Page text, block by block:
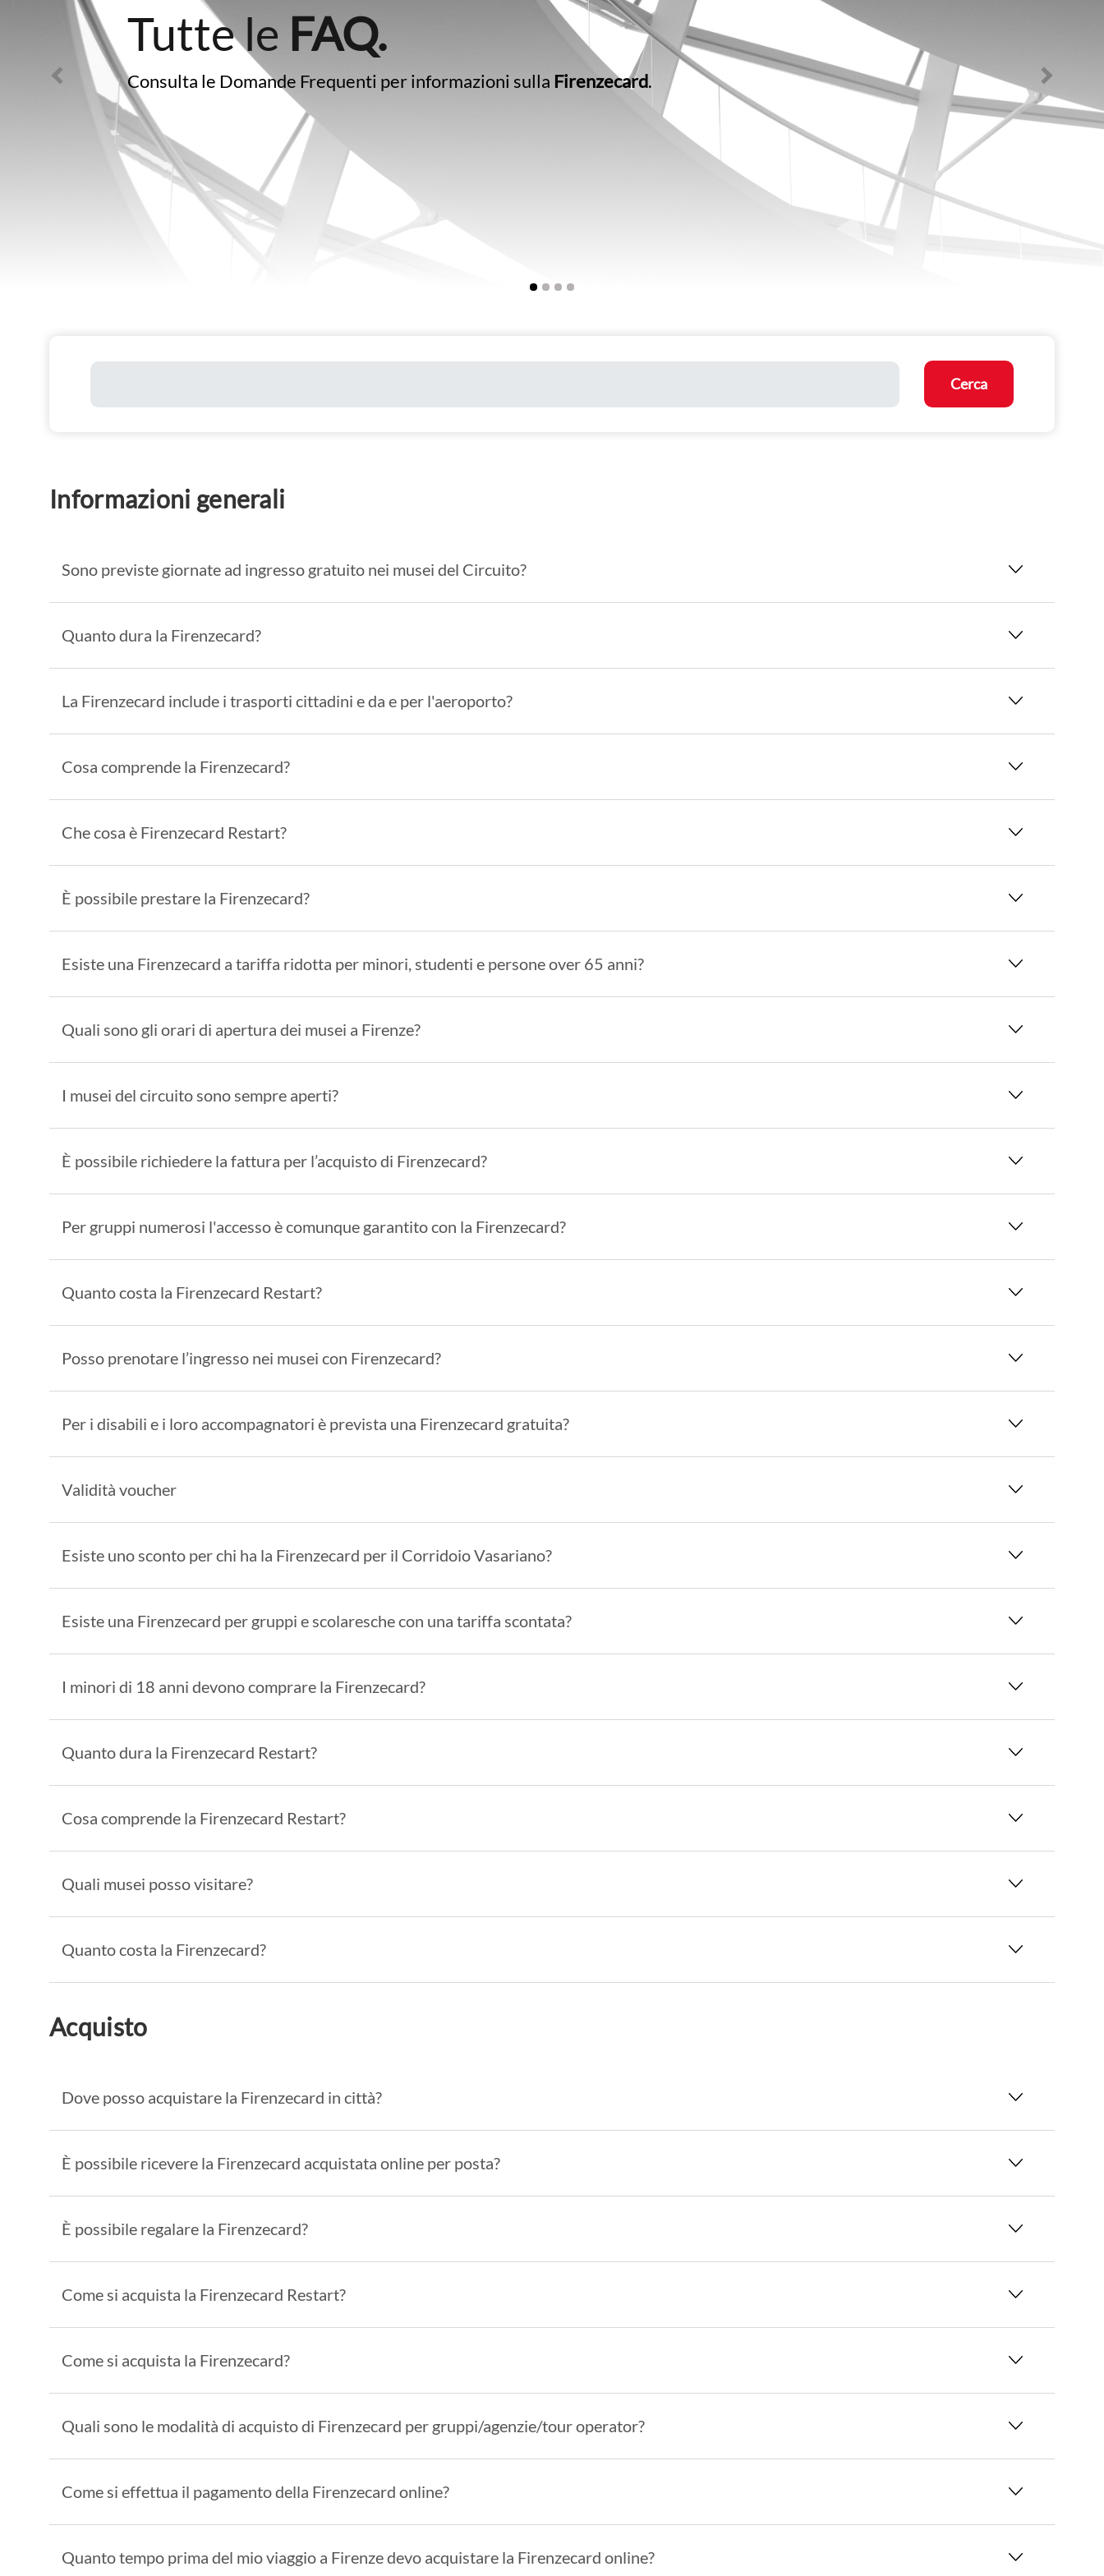
Tutte le FAQ.
Consulta le Domande Frequenti per informazioni sulla Firenzecard.
Cerca
Informazioni generali
Sono previste giornate ad ingresso gratuito nei musei del Circuito?
Quanto dura la Firenzecard?
La Firenzecard include i trasporti cittadini e da e per l'aeroporto?
Cosa comprende la Firenzecard?
Che cosa è Firenzecard Restart?
È possibile prestare la Firenzecard?
Esiste una Firenzecard a tariffa ridotta per minori, studenti e persone over 65 anni?
Quali sono gli orari di apertura dei musei a Firenze?
I musei del circuito sono sempre aperti?
È possibile richiedere la fattura per l’acquisto di Firenzecard?
Per gruppi numerosi l'accesso è comunque garantito con la Firenzecard?
Quanto costa la Firenzecard Restart?
Posso prenotare l’ingresso nei musei con Firenzecard?
Per i disabili e i loro accompagnatori è prevista una Firenzecard gratuita?
Validità voucher
Esiste uno sconto per chi ha la Firenzecard per il Corridoio Vasariano?
Esiste una Firenzecard per gruppi e scolaresche con una tariffa scontata?
I minori di 18 anni devono comprare la Firenzecard?
Quanto dura la Firenzecard Restart?
Cosa comprende la Firenzecard Restart?
Quali musei posso visitare?
Quanto costa la Firenzecard?
Acquisto
Dove posso acquistare la Firenzecard in città?
È possibile ricevere la Firenzecard acquistata online per posta?
È possibile regalare la Firenzecard?
Come si acquista la Firenzecard Restart?
Come si acquista la Firenzecard?
Quali sono le modalità di acquisto di Firenzecard per gruppi/agenzie/tour operator?
Come si effettua il pagamento della Firenzecard online?
Quanto tempo prima del mio viaggio a Firenze devo acquistare la Firenzecard online?